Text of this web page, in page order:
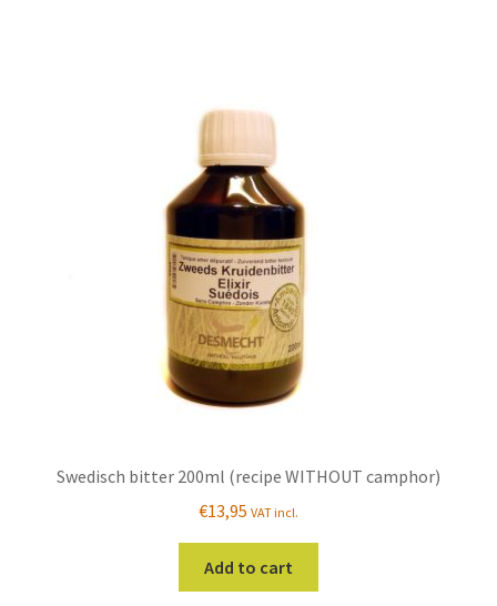
Swedisch bitter 200ml (recipe WITHOUT camphor)
€13,95 VAT incl.
Add to cart